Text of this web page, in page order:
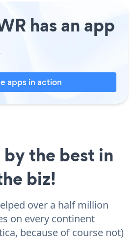
has an app
apps in action
the best in
biz!
over a half million
on every continent
because of course not)